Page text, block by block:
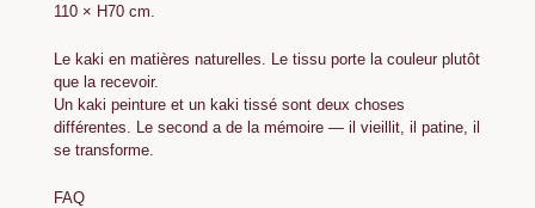
110 × H70 cm.
Le kaki en matières naturelles. Le tissu porte la couleur plutôt
que la recevoir.
Un kaki peinture et un kaki tissé sont deux choses
différentes. Le second a de la mémoire — il vieillit, il patine, il
se transforme.
FAQ